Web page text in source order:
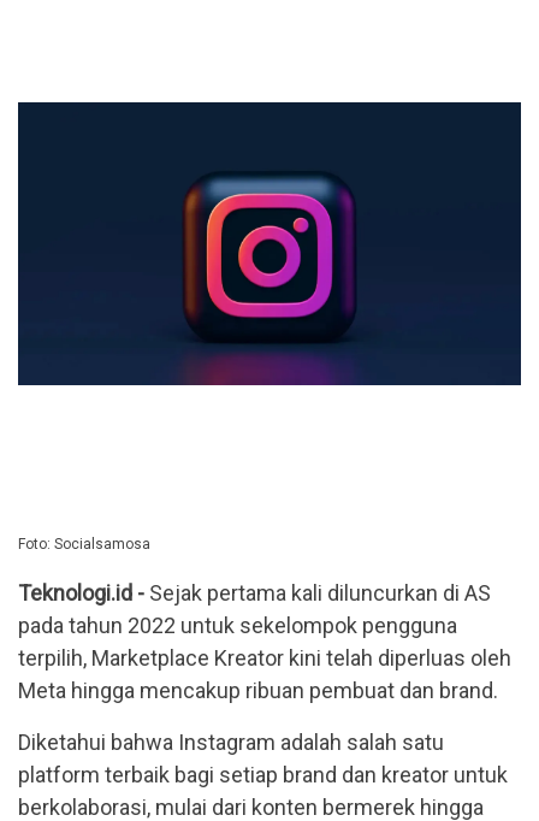
Foto: Socialsamosa
Teknologi.id - Sejak pertama kali diluncurkan di AS
pada tahun 2022 untuk sekelompok pengguna
terpilih, Marketplace Kreator kini telah diperluas oleh
Meta hingga mencakup ribuan pembuat dan brand.
Diketahui bahwa Instagram adalah salah satu
platform terbaik bagi setiap brand dan kreator untuk
berkolaborasi, mulai dari konten bermerek hingga